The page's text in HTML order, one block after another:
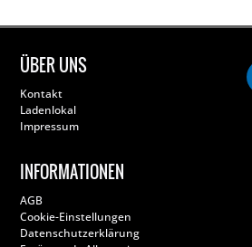
ÜBER UNS
Kontakt
Ladenlokal
Impressum
INFORMATIONEN
AGB
Cookie-Einstellungen
Datenschutzerklärung